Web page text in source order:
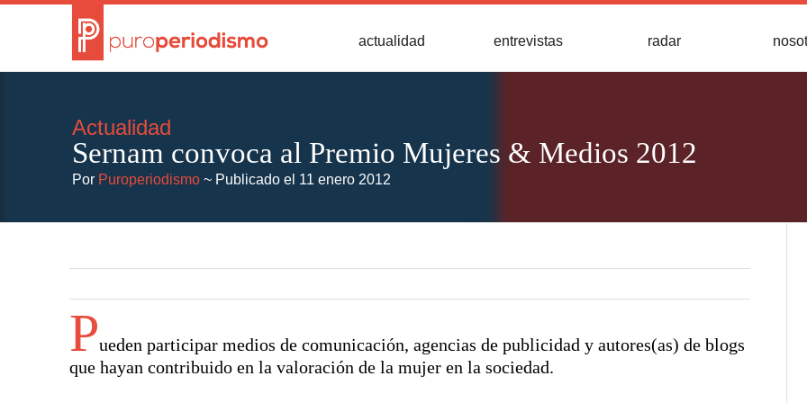
actualidad entrevistas radar
Actualidad
Sernam convoca al Premio Mujeres & Medios 2012
Por Puroperiodismo ~ Publicado el 11 enero 2012
Pueden participar medios de comunicación, agencias de publicidad y autores(as) de blogs
que hayan contribuido en la valoración de la mujer en la sociedad.